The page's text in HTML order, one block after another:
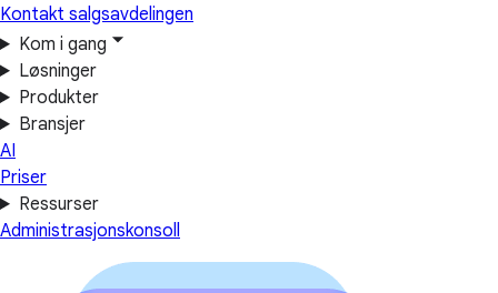
Kontakt salgsavdelingen
Kom i gang
Løsninger
Produkter
Bransjer
AI
Priser
Ressurser
Administrasjonskonsoll